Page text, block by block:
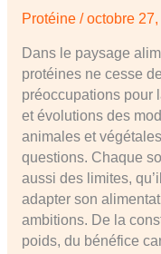
Protéine/octobre
Dans le paysage
protéines ne cesse
préoccupations pour
et évolutions des
animales et
questions. Chaque
aussi des limites,
adapter son
ambitions. De la
poids, du bénéfice